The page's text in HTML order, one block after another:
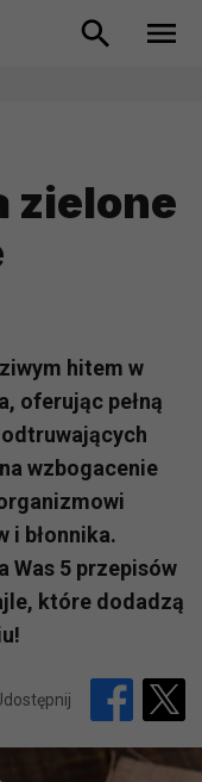
zielone
hitem w
oferując pełną
wzbogacenie
i błonnika.
Was 5 przepisów
które dodadzą